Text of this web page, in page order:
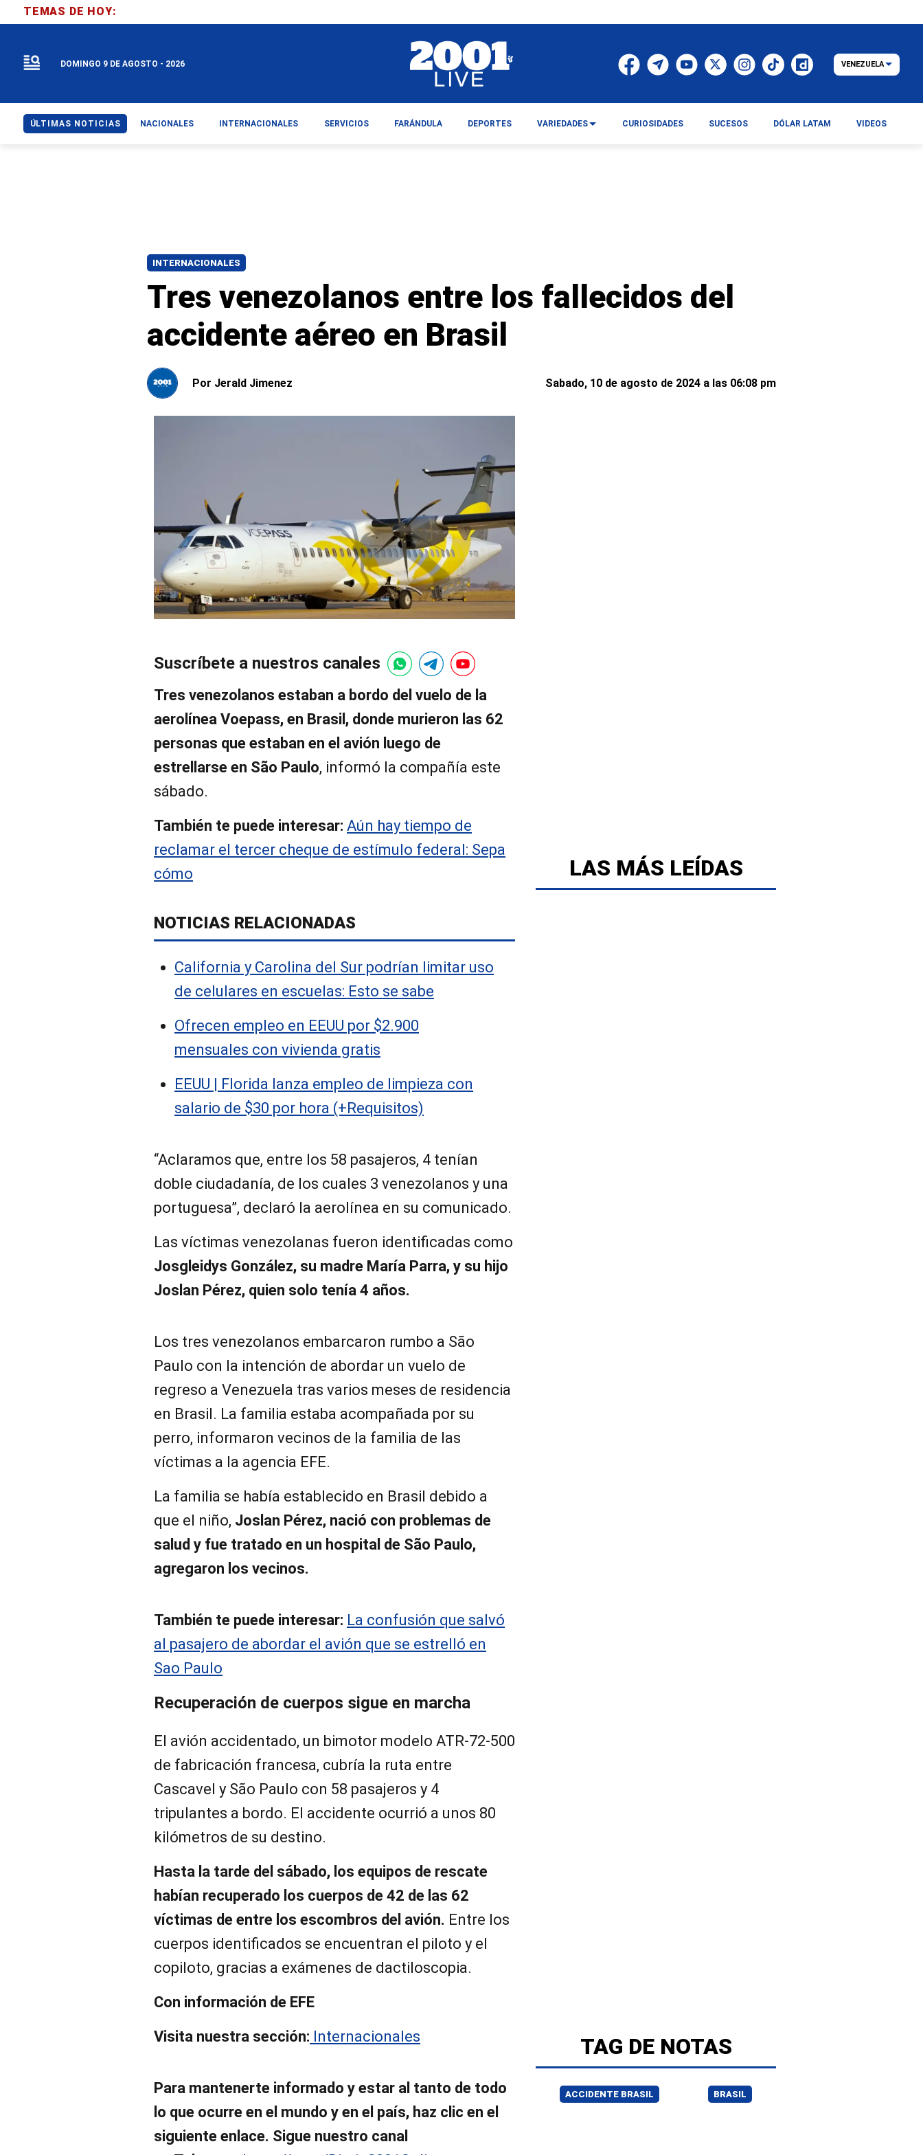
INTERNACIONALES
Tres venezolanos entre los fallecidos del
accidente aéreo en Brasil
Por Jerald Jimenez Sabado, 10 de agosto de 2024 a las 06:08 pm
Suscríbete a nuestros canales
Tres venezolanos estaban a bordo del vuelo de la
aerolínea Voepass, en Brasil, donde murieron las 62
personas que estaban en el avión luego de
estrellarse en São Paulo, informó la compañía este
sábado.
También te puede interesar: Aún hay tiempo de
reclamar el tercer cheque de estímulo federal: Sepa
cómo
NOTICIAS RELACIONADAS
California y Carolina del Sur podrían limitar uso
de celulares en escuelas: Esto se sabe
Ofrecen empleo en EEUU por $2.900
mensuales con vivienda gratis
EEUU | Florida lanza empleo de limpieza con
salario de $30 por hora (+Requisitos)
“Aclaramos que, entre los 58 pasajeros, 4 tenían
doble ciudadanía, de los cuales 3 venezolanos y una
portuguesa”, declaró la aerolínea en su comunicado.
Las víctimas venezolanas fueron identificadas como
Josgleidys González, su madre María Parra, y su hijo
Joslan Pérez, quien solo tenía 4 años.
Los tres venezolanos embarcaron rumbo a São
Paulo con la intención de abordar un vuelo de
regreso a Venezuela tras varios meses de residencia
en Brasil. La familia estaba acompañada por su
perro, informaron vecinos de la familia de las
víctimas a la agencia EFE.
La familia se había establecido en Brasil debido a
que el niño, Joslan Pérez, nació con problemas de
salud y fue tratado en un hospital de São Paulo,
agregaron los vecinos.
También te puede interesar: La confusión que salvó
al pasajero de abordar el avión que se estrelló en
Sao Paulo
Recuperación de cuerpos sigue en marcha
El avión accidentado, un bimotor modelo ATR-72-500
de fabricación francesa, cubría la ruta entre
Cascavel y São Paulo con 58 pasajeros y 4
tripulantes a bordo. El accidente ocurrió a unos 80
kilómetros de su destino.
Hasta la tarde del sábado, los equipos de rescate
habían recuperado los cuerpos de 42 de las 62
víctimas de entre los escombros del avión. Entre los
cuerpos identificados se encuentran el piloto y el
copiloto, gracias a exámenes de dactiloscopia.
Con información de EFE
Visita nuestra sección: Internacionales
Para mantenerte informado y estar al tanto de todo
lo que ocurre en el mundo y en el país, haz clic en el
siguiente enlace. Sigue nuestro canal
LAS MÁS LEÍDAS
TAG DE NOTAS
ACCIDENTE BRASIL BRASIL
TEMAS DE HOY:
DOMINGO 9 DE AGOSTO - 2026 VENEZUELA
ÚLTIMAS NOTICIAS NACIONALES INTERNACIONALES SERVICIOS FARÁNDULA DEPORTES VARIEDADES CURIOSIDADES SUCESOS DÓLAR LATAM VIDEOS